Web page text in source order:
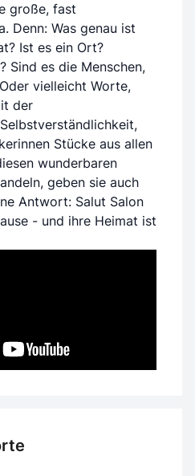
große, fast
Denn: Was genau ist
Ist es ein Ort?
Sind es die Menschen,
vielleicht Worte,
der
Stücke aus allen
wunderbaren
geben sie auch
Antwort: Salut Salon
- und ihre Heimat ist